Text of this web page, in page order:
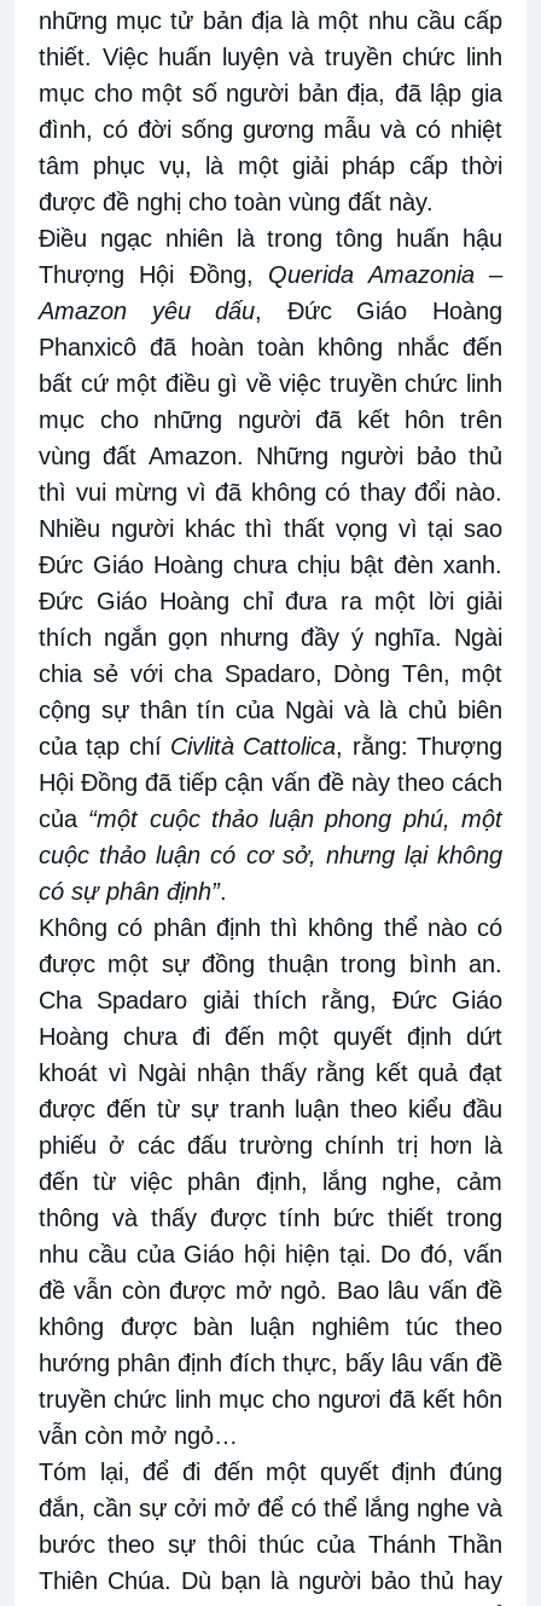
những mục tử bản địa là một nhu cầu cấp
thiết. Việc huấn luyện và truyền chức linh
mục cho một số người bản địa, đã lập gia
đình, có đời sống gương mẫu và có nhiệt
tâm phục vụ, là một giải pháp cấp thời
được đề nghị cho toàn vùng đất này.
Điều ngạc nhiên là trong tông huấn hậu
Thượng Hội Đồng, Querida Amazonia –
Amazon yêu dấu, Đức Giáo Hoàng
Phanxicô đã hoàn toàn không nhắc đến
bất cứ một điều gì về việc truyền chức linh
mục cho những người đã kết hôn trên
vùng đất Amazon. Những người bảo thủ
thì vui mừng vì đã không có thay đổi nào.
Nhiều người khác thì thất vọng vì tại sao
Đức Giáo Hoàng chưa chịu bật đèn xanh.
Đức Giáo Hoàng chỉ đưa ra một lời giải
thích ngắn gọn nhưng đầy ý nghĩa. Ngài
chia sẻ với cha Spadaro, Dòng Tên, một
cộng sự thân tín của Ngài và là chủ biên
của tạp chí Civlità Cattolica, rằng: Thượng
Hội Đồng đã tiếp cận vấn đề này theo cách
của “một cuộc thảo luận phong phú, một
cuộc thảo luận có cơ sở, nhưng lại không
có sự phân định”.
Không có phân định thì không thể nào có
được một sự đồng thuận trong bình an.
Cha Spadaro giải thích rằng, Đức Giáo
Hoàng chưa đi đến một quyết định dứt
khoát vì Ngài nhận thấy rằng kết quả đạt
được đến từ sự tranh luận theo kiểu đầu
phiếu ở các đấu trường chính trị hơn là
đến từ việc phân định, lắng nghe, cảm
thông và thấy được tính bức thiết trong
nhu cầu của Giáo hội hiện tại. Do đó, vấn
đề vẫn còn được mở ngỏ. Bao lâu vấn đề
không được bàn luận nghiêm túc theo
hướng phân định đích thực, bấy lâu vấn đề
truyền chức linh mục cho ngươi đã kết hôn
vẫn còn mở ngỏ…
Tóm lại, để đi đến một quyết định đúng
đắn, cần sự cởi mở để có thể lắng nghe và
bước theo sự thôi thúc của Thánh Thần
Thiên Chúa. Dù bạn là người bảo thủ hay